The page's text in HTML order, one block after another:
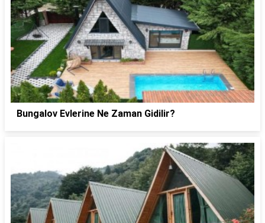
Bungalov Evlerine Ne Zaman Gidilir?